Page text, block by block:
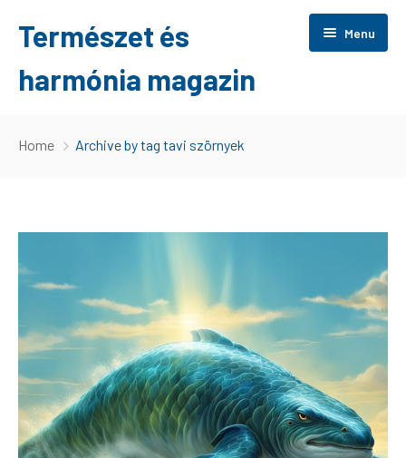
Természet és
harmónia magazin
Menu
Wellness
Szolgáltatás
Játék
Gazdaság
Home Archive by tag tavi szörnyek